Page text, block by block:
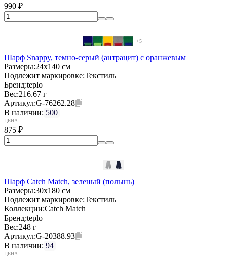
990 ₽
+5
Шарф Snappy, темно-серый (антрацит) с оранжевым
Размеры:24х140 см
Подлежит маркировке:Текстиль
Бренд:teplo
Вес:216.67 г
Артикул:G-76262.28
В наличии: 500
ЦЕНА:
875 ₽
Шарф Catch Match, зеленый (полынь)
Размеры:30x180 см
Подлежит маркировке:Текстиль
Коллекции:Catch Match
Бренд:teplo
Вес:248 г
Артикул:G-20388.93
В наличии: 94
ЦЕНА: